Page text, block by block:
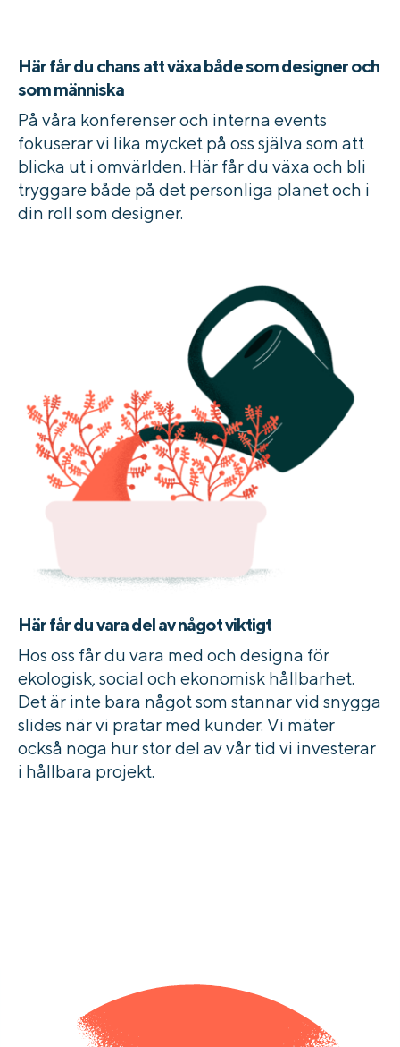
Här får du chans att växa både som designer och
som människa
På våra konferenser och interna events
fokuserar vi lika mycket på oss själva som att
blicka ut i omvärlden. Här får du växa och bli
tryggare både på det personliga planet och i
din roll som designer.
Här får du vara del av något viktigt
Hos oss får du vara med och designa för
ekologisk, social och ekonomisk hållbarhet.
Det är inte bara något som stannar vid snygga
slides när vi pratar med kunder. Vi mäter
också noga hur stor del av vår tid vi investerar
i hållbara projekt.